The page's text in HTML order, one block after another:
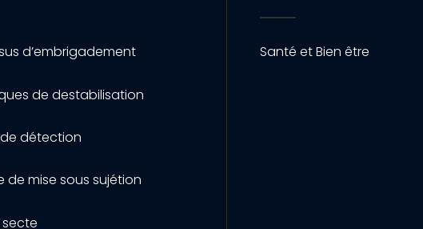
d’embrigadement
de destabilisation
détection
de mise sous sujétion
secte
Santé et Bien être